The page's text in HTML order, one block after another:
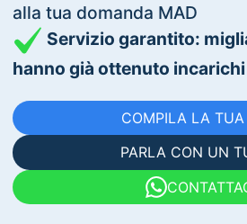
alla tua domanda MAD
Servizio garantito:
hanno già ottenuto incarichi
COMPILA LA
PARLA CON UN